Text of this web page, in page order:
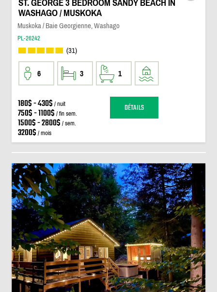
ST. GEORGE 3 BEDROOM SANDY BEACH IN
WASHAGO / MUSKOKA
Muskoka / Baie Georgienne, Washago
PL-26242
(31)
6 3 1
180$ - 430$ / nuit
750$ - 1100$ / fin sem.
1500$ - 2800$ / sem.
3200$ / mois
DÉTAILS